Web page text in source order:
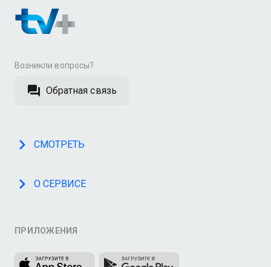
Возникли вопросы?
Обратная связь
СМОТРЕТЬ
О СЕРВИСЕ
ПРИЛОЖЕНИЯ